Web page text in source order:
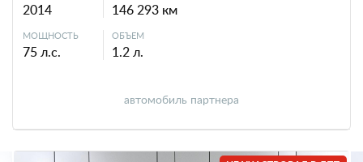
2014 146 293 км
МОЩНОСТЬ
75 л.с.
ОБЪЕМ
1.2 л.
автомобиль партнера